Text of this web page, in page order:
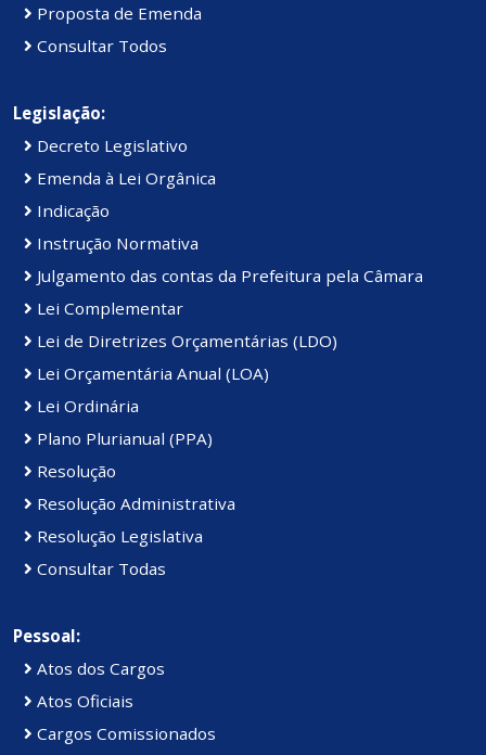
Proposta de Emenda
Consultar Todos
Legislação:
Decreto Legislativo
Emenda à Lei Orgânica
Indicação
Instrução Normativa
Julgamento das contas da Prefeitura pela Câmara
Lei Complementar
Lei de Diretrizes Orçamentárias (LDO)
Lei Orçamentária Anual (LOA)
Lei Ordinária
Plano Plurianual (PPA)
Resolução
Resolução Administrativa
Resolução Legislativa
Consultar Todas
Pessoal:
Atos dos Cargos
Atos Oficiais
Cargos Comissionados